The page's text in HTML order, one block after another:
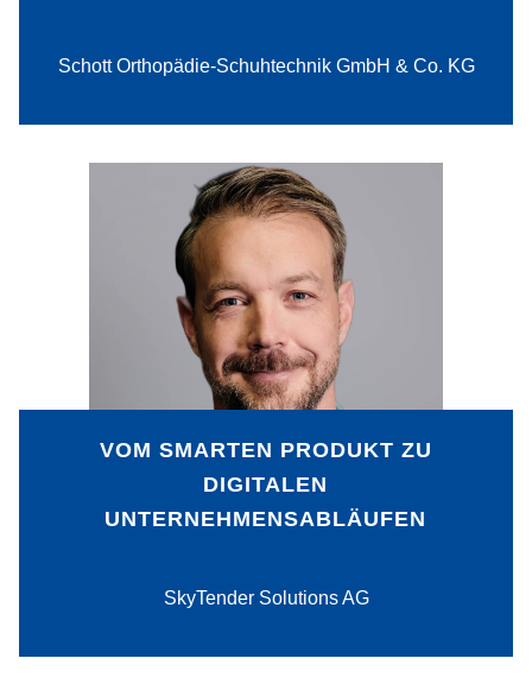
Schott Orthopädie-Schuhtechnik GmbH & Co. KG
PDF-Download
VOM SMARTEN PRODUKT ZU
DIGITALEN
UNTERNEHMENSABLÄUFEN
SkyTender Solutions AG
Mit der Vision, im Flugbetrieb
Cateringmüll und CO2-Ausstoß zu
verringern, ist die SkyTender Solutions
AG (STS) gestartet und hat einen
Getränke-Trolley entwickelt, der nicht nur
zur Vermeidung von Emissionen
beiträgt, sondern auch Catering-
Verbräuche erfasst und so die
Bedarfsplanung erleichtert.
PDF-Download